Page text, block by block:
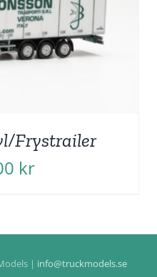
Frystrailer
kr
| info@truckmodels.se